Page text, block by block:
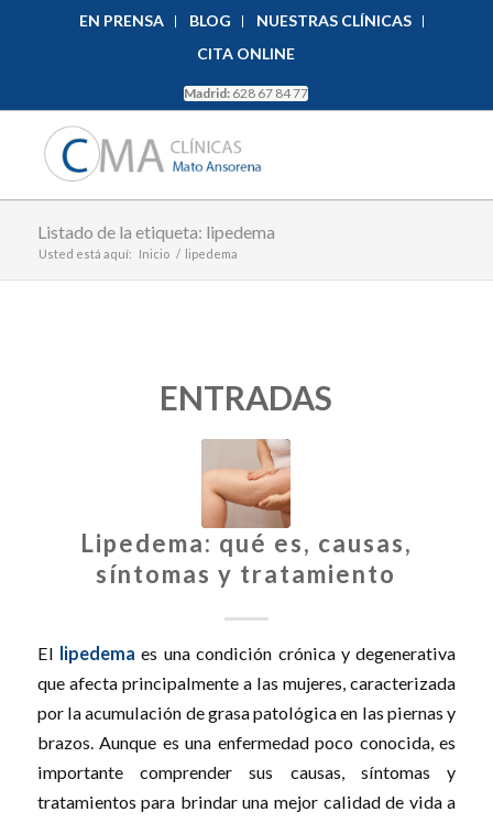
EN PRENSA BLOG
NUESTRAS CLÍNICAS
CITA ONLINE
Madrid: 628 67 84 77
Listado de la etiqueta: lipedema
Usted está aquí: Inicio / lipedema
ENTRADAS
Lipedema: qué es, causas,
síntomas y tratamiento
El lipedema es una condición crónica y degenerativa
que afecta principalmente a las mujeres, caracterizada
por la acumulación de grasa patológica en las piernas y
brazos. Aunque es una enfermedad poco conocida, es
importante comprender sus causas, síntomas y
tratamientos para brindar una mejor calidad de vida a